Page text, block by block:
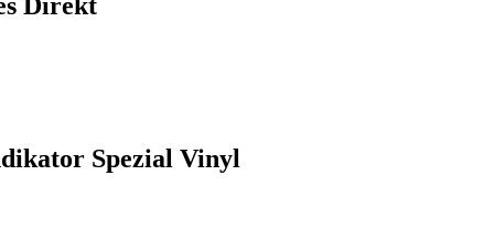
Spezial Vinyl